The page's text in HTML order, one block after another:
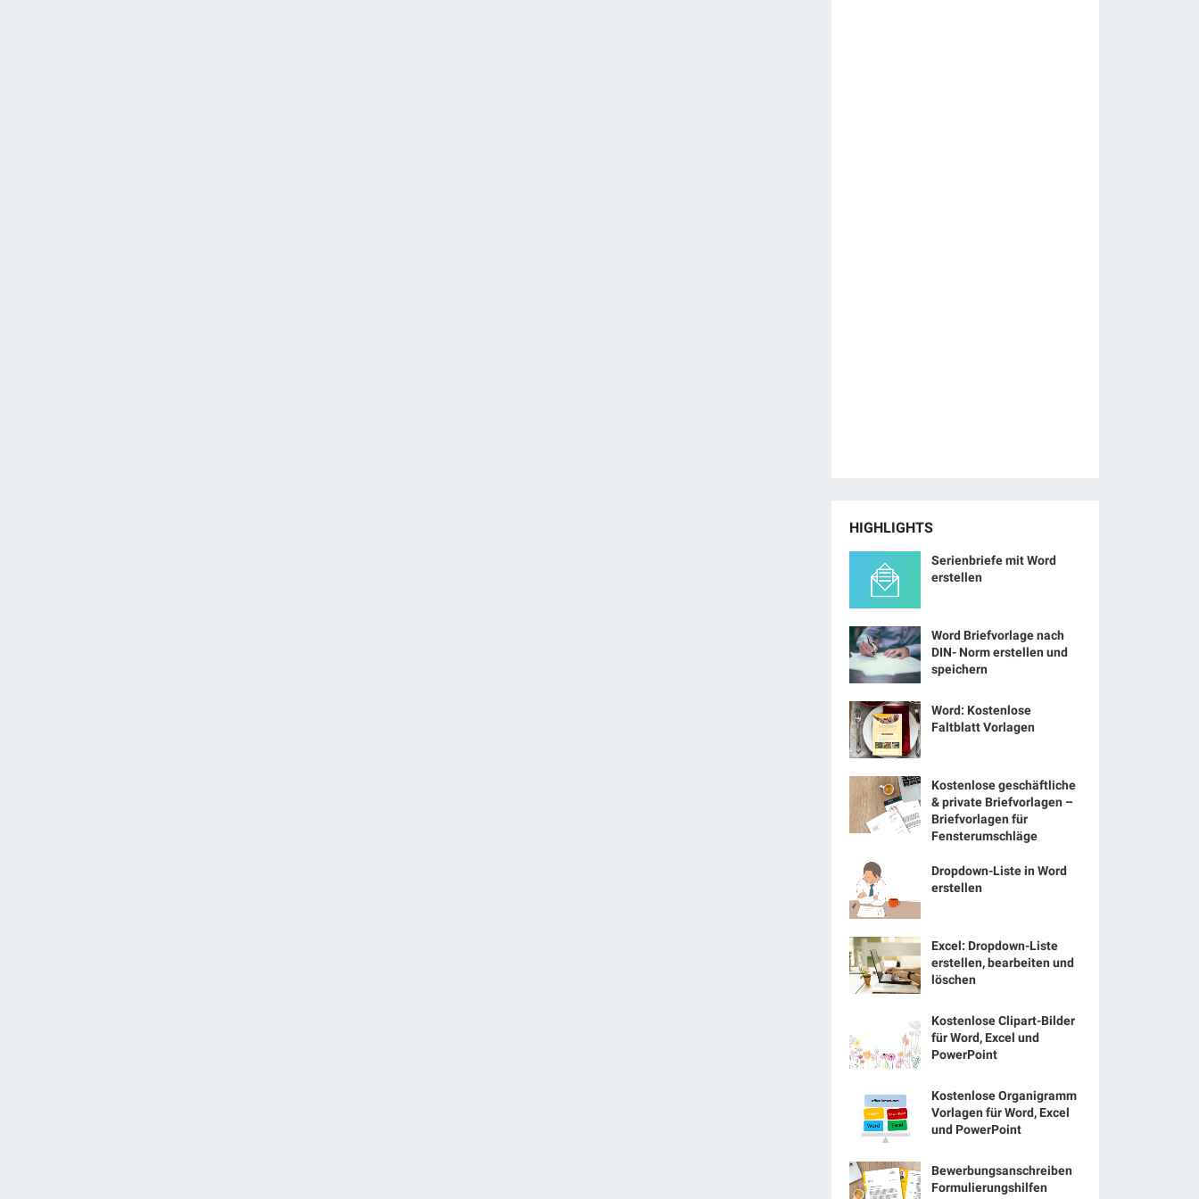
HIGHLIGHTS
Serienbriefe mit Word
erstellen
Word Briefvorlage nach
DIN- Norm erstellen und
speichern
Word: Kostenlose
Faltblatt Vorlagen
Kostenlose geschäftliche
& private Briefvorlagen –
Briefvorlagen für
Fensterumschläge
Dropdown-Liste in Word
erstellen
Excel: Dropdown-Liste
erstellen, bearbeiten und
löschen
Kostenlose Clipart-Bilder
für Word, Excel und
PowerPoint
Kostenlose Organigramm
Vorlagen für Word, Excel
und PowerPoint
Bewerbungsanschreiben
Formulierungshilfen